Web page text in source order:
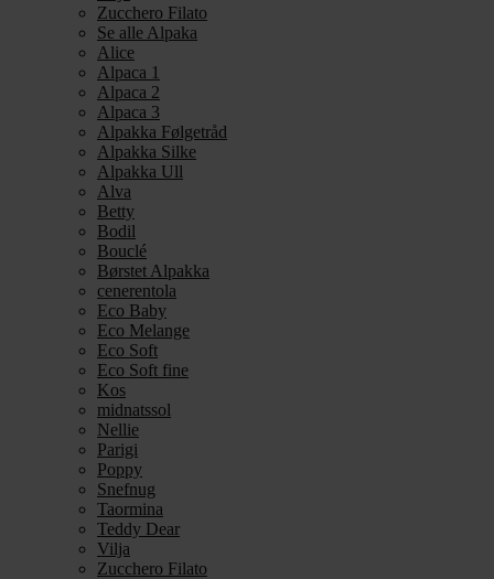
Zucchero Filato
Se alle Alpaka
Alice
Alpaca 1
Alpaca 2
Alpaca 3
Alpakka Følgetråd
Alpakka Silke
Alpakka Ull
Alva
Betty
Bodil
Bouclé
Børstet Alpakka
cenerentola
Eco Baby
Eco Melange
Eco Soft
Eco Soft fine
Kos
midnatssol
Nellie
Parigi
Poppy
Snefnug
Taormina
Teddy Dear
Vilja
Zucchero Filato